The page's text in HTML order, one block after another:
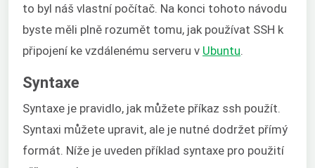
to byl náš vlastní počítač. Na konci tohoto návodu
byste měli plně rozumět tomu, jak používat SSH k
připojení ke vzdálenému serveru v Ubuntu
Syntaxe
Syntaxe je pravidlo, jak můžete příkaz ssh použít.
Syntaxi můžete upravit, ale je nutné dodržet přímý
formát. Níže je uveden příklad syntaxe pro použití